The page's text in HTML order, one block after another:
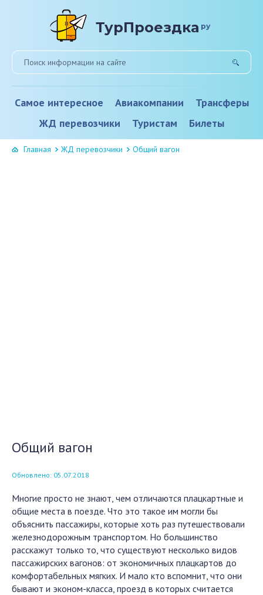
ТурПроездка ру
Самое интересное Авиакомпании
Трансферы
ЖД перевозчики
Туристам Билеты
Главная ЖД перевозчики Общий вагон
Общий вагон
Обновлено: 05.07.2018
Многие просто не знают, чем отличаются плацкартные и
общие места в поезде. Что это такое им могли бы
объяснить пассажиры, которые хоть раз путешествовали
железнодорожным транспортом. Но большинство
расскажут только то, что существуют несколько видов
пассажирских вагонов: от экономичных плацкартов до
комфортабельных мягких. И мало кто вспомнит, что они
бывают и эконом-класса, проезд в которых считается